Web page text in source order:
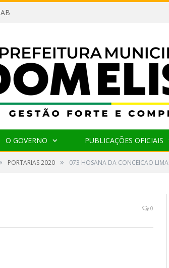
O GOVERNO PUBLICAÇÕES OFICIAIS
PORTARIAS 2020 » 073 HOSANA DA CONCEICAO LIMA
0